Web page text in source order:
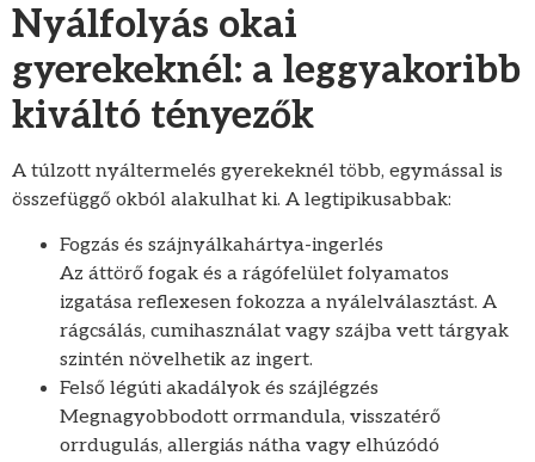
Nyálfolyás okai
gyerekeknél: a leggyakoribb
kiváltó tényezők
A túlzott nyáltermelés gyerekeknél több, egymással is
összefüggő okból alakulhat ki. A legtipikusabbak:
Fogzás és szájnyálkahártya-ingerlés
Az áttörő fogak és a rágófelület folyamatos
izgatása reflexesen fokozza a nyálelválasztást. A
rágcsálás, cumihasználat vagy szájba vett tárgyak
szintén növelhetik az ingert.
Felső légúti akadályok és szájlégzés
Megnagyobbodott orrmandula, visszatérő
orrdugulás, allergiás nátha vagy elhúzódó